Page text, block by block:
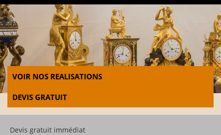
VOIR NOS REALISATIONS
DEVIS GRATUIT
Devis gratuit immédiat